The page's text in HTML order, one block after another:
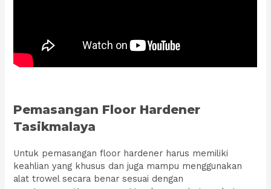
Pemasangan Floor Hardener
Tasikmalaya
Untuk pemasangan floor hardener harus memiliki
keahlian yang khusus dan juga mampu menggunakan
alat trowel secara benar sesuai dengan